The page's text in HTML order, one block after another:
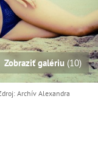
Zobraziť galériu (10)
Archív Alexandra